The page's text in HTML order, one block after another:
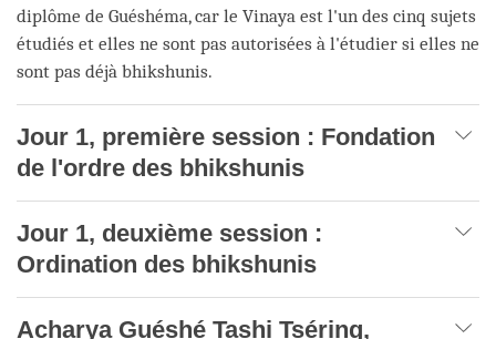
diplôme de Guéshéma, car le Vinaya est l'un des cinq sujets
étudiés et elles ne sont pas autorisées à l'étudier si elles ne
sont pas déjà bhikshunis.
Jour 1, première session : Fondation
de l'ordre des bhikshunis
Jour 1, deuxième session :
Ordination des bhikshunis
Acharya Guéshé Tashi Tséring,